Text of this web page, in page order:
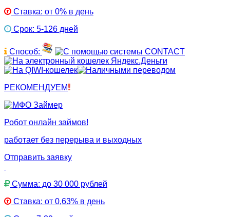
Ставка: от 0% в день
Срок: 5-126 дней
Способ:
РЕКОМЕНДУЕМ
Робот онлайн займов!
работает без перерыва и выходных
Отправить заявку
Сумма: до 30 000 рублей
Ставка: от 0,63% в день